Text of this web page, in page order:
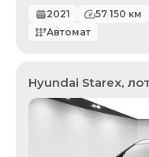
2021 57 150 км
Автомат
Hyundai Starex,